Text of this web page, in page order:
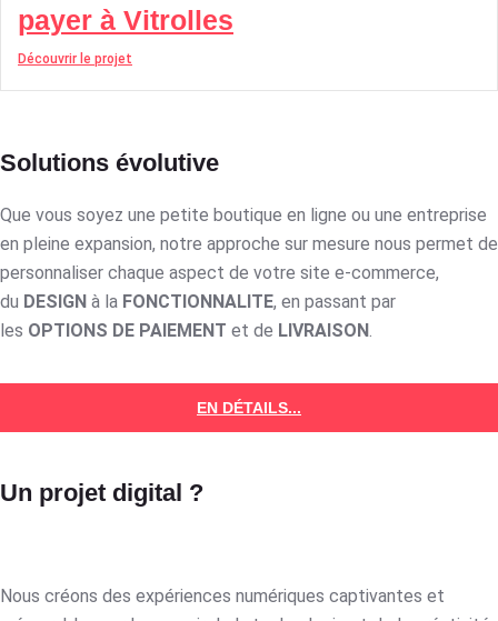
payer à Vitrolles
Découvrir le projet
Solutions évolutive
Que vous soyez une petite boutique en ligne ou une entreprise
en pleine expansion, notre approche sur mesure nous permet de
personnaliser chaque aspect de votre site e-commerce,
du DESIGN à la FONCTIONNALITE, en passant par
les OPTIONS DE PAIEMENT et de LIVRAISON.
EN DÉTAILS...
Un projet digital ?
Nous créons des expériences numériques captivantes et